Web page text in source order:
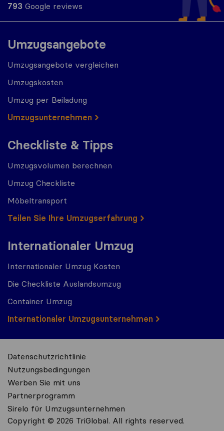
Umzugsangebote
Umzugsangebote vergleichen
Umzugskosten
Umzug per Beiladung
Umzugs​​unternehmen
Checkliste & Tipps
Umzugsvolumen berechnen
Umzug Checkliste
Möbeltransport
Teilen Sie Ihre Umzugserfahrung
Internationaler Umzug
Internationaler Umzug Kosten
Die Checkliste Auslandsumzug
Container Umzug
Internationaler Umzugsunternehmen
793 Google reviews
Datenschutzrichtlinie
Nutzungsbedingungen
Werben Sie mit uns
Partnerprogramm
Sirelo für Umzugsunternehmen
Copyright © 2026 TriGlobal. All rights reserved.